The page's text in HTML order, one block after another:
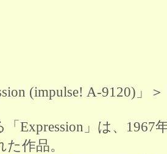
(impulse! A-9120)」＞
Expression」は、1967
作品。